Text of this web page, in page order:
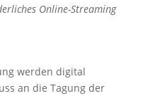
Online-Streaming
werden digital
an die Tagung der